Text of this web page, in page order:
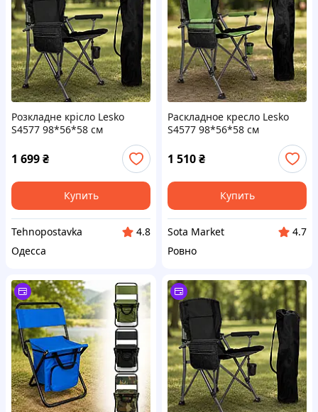
Розкладне крісло Lesko
S4577 98*56*58 см
туристичне HX-64-3 Чорний
1 699₴
Купить
Tehnopostavka
4.8
Одесса
Раскладное кресло Lesko
S4577 98*56*58 см
Зеленый
1 510₴
Купить
Sota Market
4.7
Ровно